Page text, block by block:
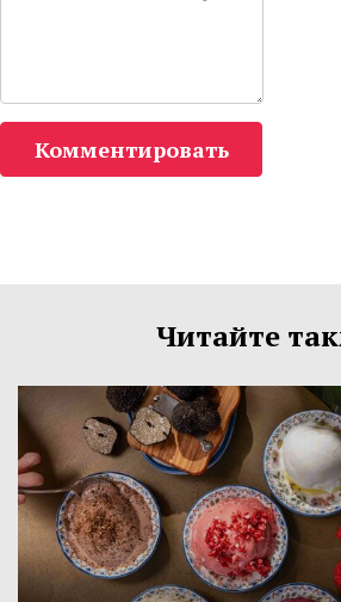
Комментировать
Читайте